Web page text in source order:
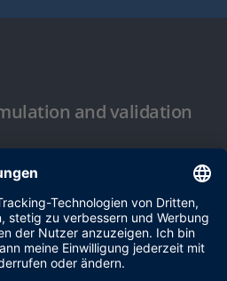
and validation